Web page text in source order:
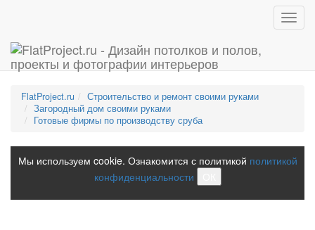
FlatProject.ru
Строительство и ремонт своими руками
Загородный дом своими руками
Готовые фирмы по производству сруба
Мы используем cookie. Ознакомится с политикой политикой
конфиденциальности